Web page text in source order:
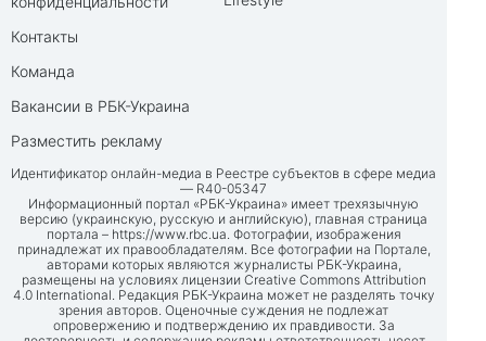
Контакты
Команда
Вакансии в РБК-Украина
Разместить рекламу
Идентификатор онлайн-медиа в Реестре субъектов в сфере медиа
— R40-05347
Информационный портал «РБК-Украина» имеет трехязычную
версию (украинскую, русскую и английскую), главная страница
портала – https://www.rbc.ua. Фотографии, изображения
принадлежат их правообладателям. Все фотографии на Портале,
авторами которых являются журналисты РБК-Украина,
размещены на условиях лицензии Creative Commons Attribution
4.0 International. Редакция РБК-Украина может не разделять точку
зрения авторов. Оценочные суждения не подлежат
опровержению и подтверждению их правдивости. За